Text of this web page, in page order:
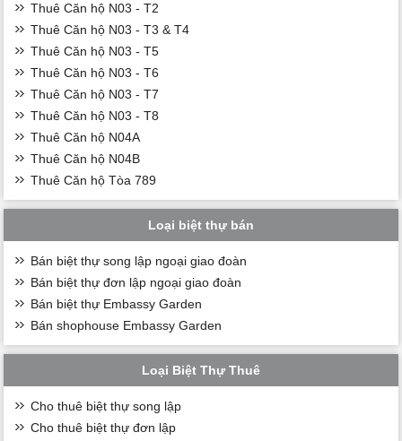
Thuê Căn hộ N03 - T2
Thuê Căn hộ N03 - T3 & T4
Thuê Căn hộ N03 - T5
Thuê Căn hộ N03 - T6
Thuê Căn hộ N03 - T7
Thuê Căn hộ N03 - T8
Thuê Căn hộ N04A
Thuê Căn hộ N04B
Thuê Căn hộ Tòa 789
Loại biệt thự bán
Bán biệt thự song lập ngoại giao đoàn
Bán biệt thự đơn lập ngoại giao đoàn
Bán biệt thự Embassy Garden
Bán shophouse Embassy Garden
Loại Biệt Thự Thuê
Cho thuê biệt thự song lập
Cho thuê biệt thự đơn lập